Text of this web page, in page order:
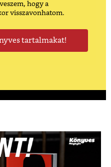
hogy a
visszavonhatom.